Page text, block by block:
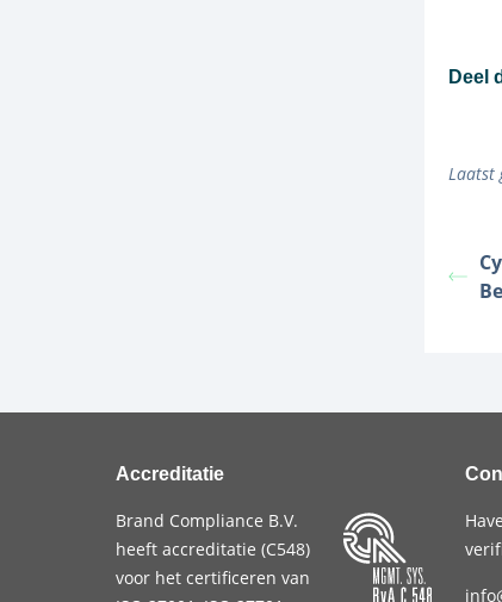
Deel
Laatst
Accreditatie
Brand Compliance B.V.
heeft accreditatie (C548)
voor het certificeren van